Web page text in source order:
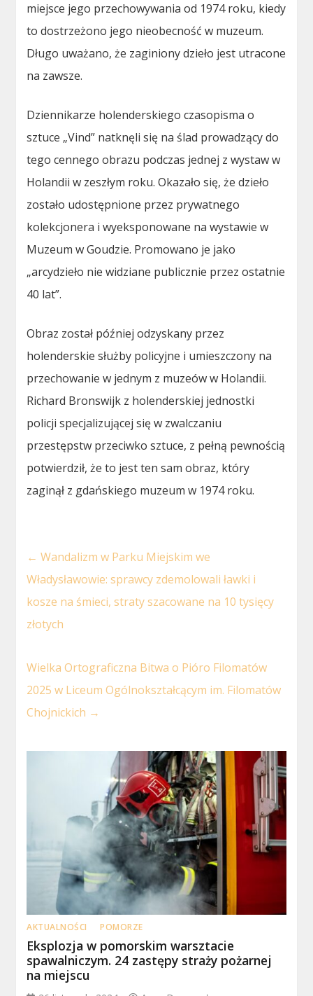
miejsce jego przechowywania od 1974 roku, kiedy
to dostrzeżono jego nieobecność w muzeum.
Długo uważano, że zaginiony dzieło jest utracone
na zawsze.
Dziennikarze holenderskiego czasopisma o
sztuce „Vind” natknęli się na ślad prowadzący do
tego cennego obrazu podczas jednej z wystaw w
Holandii w zeszłym roku. Okazało się, że dzieło
zostało udostępnione przez prywatnego
kolekcjonera i wyeksponowane na wystawie w
Muzeum w Goudzie. Promowano je jako
„arcydzieło nie widziane publicznie przez ostatnie
40 lat”.
Obraz został później odzyskany przez
holenderskie służby policyjne i umieszczony na
przechowanie w jednym z muzeów w Holandii.
Richard Bronswijk z holenderskiej jednostki
policji specjalizującej się w zwalczaniu
przestępstw przeciwko sztuce, z pełną pewnością
potwierdził, że to jest ten sam obraz, który
zaginął z gdańskiego muzeum w 1974 roku.
← Wandalizm w Parku Miejskim we
Władysławowie: sprawcy zdemolowali ławki i
kosze na śmieci, straty szacowane na 10 tysięcy
złotych
Wielka Ortograficzna Bitwa o Pióro Filomatów
2025 w Liceum Ogólnokształcącym im. Filomatów
Chojnickich →
AKTUALNOŚCI POMORZE
Eksplozja w pomorskim warsztacie
spawalniczym. 24 zastępy straży pożarnej
na miejscu